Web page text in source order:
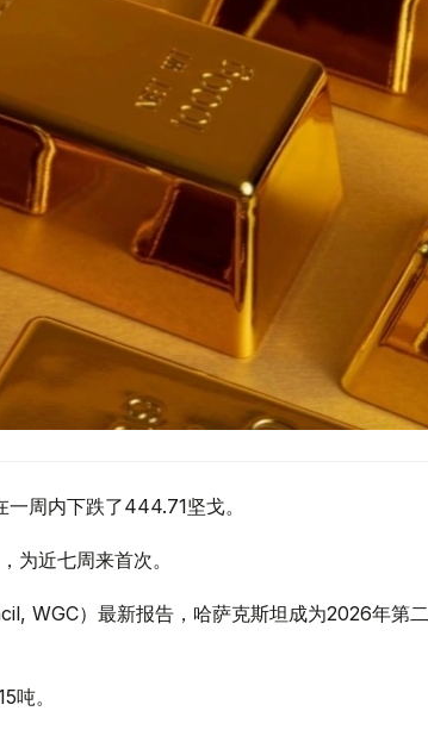
周内下跌了444.71坚戈。
为近七周来首次。
WGC）最新报告，哈萨克斯坦成为2026年第二
吨。